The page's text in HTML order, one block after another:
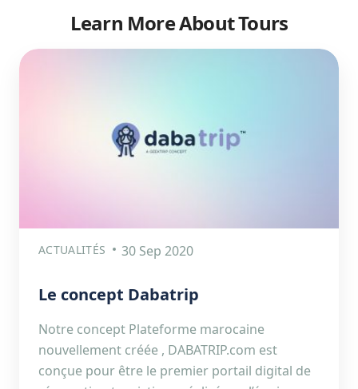
Learn More About Tours
ACTUALITÉS 30 Sep 2020
Le concept Dabatrip
Notre concept Plateforme marocaine
nouvellement créée , DABATRIP.com est
conçue pour être le premier portail digital de